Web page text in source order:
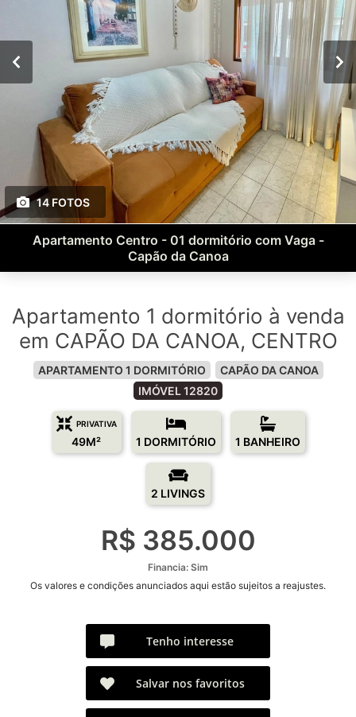
14 FOTOS
Apartamento Centro - 01 dormitório com Vaga -
Capão da Canoa
Apartamento 1 dormitório à venda
em CAPÃO DA CANOA, CENTRO
APARTAMENTO 1 DORMITÓRIO
CAPÃO DA CANOA
IMÓVEL 12820
PRIVATIVA
49M² 1 DORMITÓRIO 1 BANHEIRO
2 LIVINGS
R$ 385.000
Financia: Sim
Os valores e condições anunciados aqui estão sujeitos a reajustes.
Tenho interesse
Salvar nos favoritos